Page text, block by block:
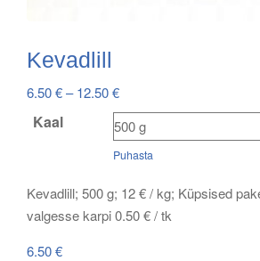
Kevadlill
6.50€– 12.50€Price
range:
6.50 €
through
Kaal
Puhasta
Kevadlill; 500 g; 12 € / kg; Küpsised
valgesse karpi 0.50 € / tk
6.50€